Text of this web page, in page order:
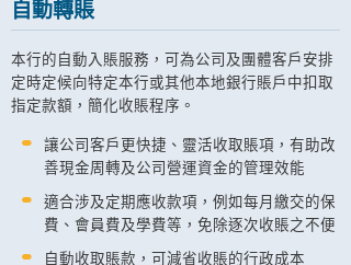
自動轉賬
本行的自動入賬服務，可為公司及團體客戶安排
定時定候向特定本行或其他本地銀行賬戶中扣取
指定款額，簡化收賬程序。
讓公司客戶更快捷、靈活收取賬項，有助改
善現金周轉及公司營運資金的管理效能
適合涉及定期應收款項，例如每月繳交的保
費、會員費及學費等，免除逐次收賬之不便
自動收取賬款，可減省收賬的行政成本